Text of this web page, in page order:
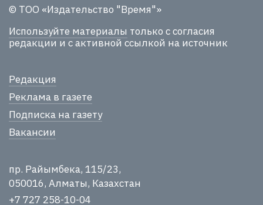
© ТОО «Издательство "Время"»
Используйте материалы только с согласия
редакции и с активной ссылкой на источник
Редакция
Реклама в газете
Подписка на газету
Вакансии
пр. Райымбека, 115/23,
050016, Алматы, Казахстан
+7 727 258-10-04